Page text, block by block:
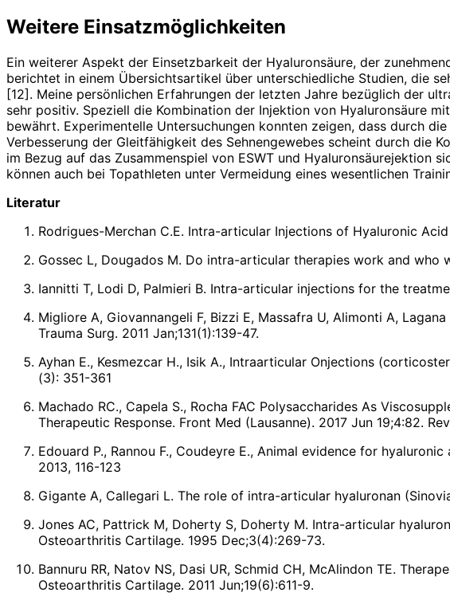
Weitere Einsatzmöglichkeiten
Ein weiterer Aspekt der Einsetzbarkeit der Hyaluronsäure, der
berichtet in einem Übersichtsartikel über unterschiedliche Studien, die
[12]. Meine persönlichen Erfahrungen der letzten Jahre bezüglich der
sehr positiv. Speziell die Kombination der Injektion von Hyaluronsäure
bewährt. Experimentelle Untersuchungen konnten zeigen, dass durch
Verbesserung der Gleitfähigkeit des Sehnengewebes scheint durch die
im Bezug auf das Zusammenspiel von ESWT und Hyaluronsäurejektion
können auch bei Topathleten unter Vermeidung eines wesentlichen
Literatur
Rodrigues-Merchan C.E. Intra-articular Injections of Hyaluronic
Gossec L, Dougados M. Do intra-articular therapies work and who
Iannitti T, Lodi D, Palmieri B. Intra-articular injections for the
Migliore A, Giovannangeli F, Bizzi E, Massafra U, Alimonti A,
Trauma Surg. 2011 Jan;131(1):139-47.
Ayhan E., Kesmezcar H., Isik A., Intraarticular Onjections
(3): 351-361
Machado RC., Capela S., Rocha FAC Polysaccharides As
Therapeutic Response. Front Med (Lausanne). 2017 Jun 19;4:82.
Edouard P., Rannou F., Coudeyre E., Animal evidence for
2013, 116-123
Gigante A, Callegari L. The role of intra-articular hyaluronan
Jones AC, Pattrick M, Doherty S, Doherty M. Intra-articular
Osteoarthritis Cartilage. 1995 Dec;3(4):269-73.
Bannuru RR, Natov NS, Dasi UR, Schmid CH, McAlindon TE.
Osteoarthritis Cartilage. 2011 Jun;19(6):611-9.